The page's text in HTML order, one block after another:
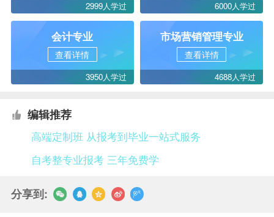
2999人学过 6000人学过
会计专业
查看详情
3950人学过
市场营销管理专业
查看详情
4688人学过
编辑推荐
高端定制班 从报考到毕业一站式服务
自考整专业报考 三年免费学
分享到: